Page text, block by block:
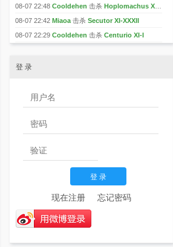
08-07 22:48 Cooldehen 击杀 Hoplomachus XI-XXVI
08-07 22:42 Miaoa 击杀 Secutor XI-XXXII
08-07 22:29 Cooldehen 击杀 Centurio XI-I
登 录
现在注册 忘记密码